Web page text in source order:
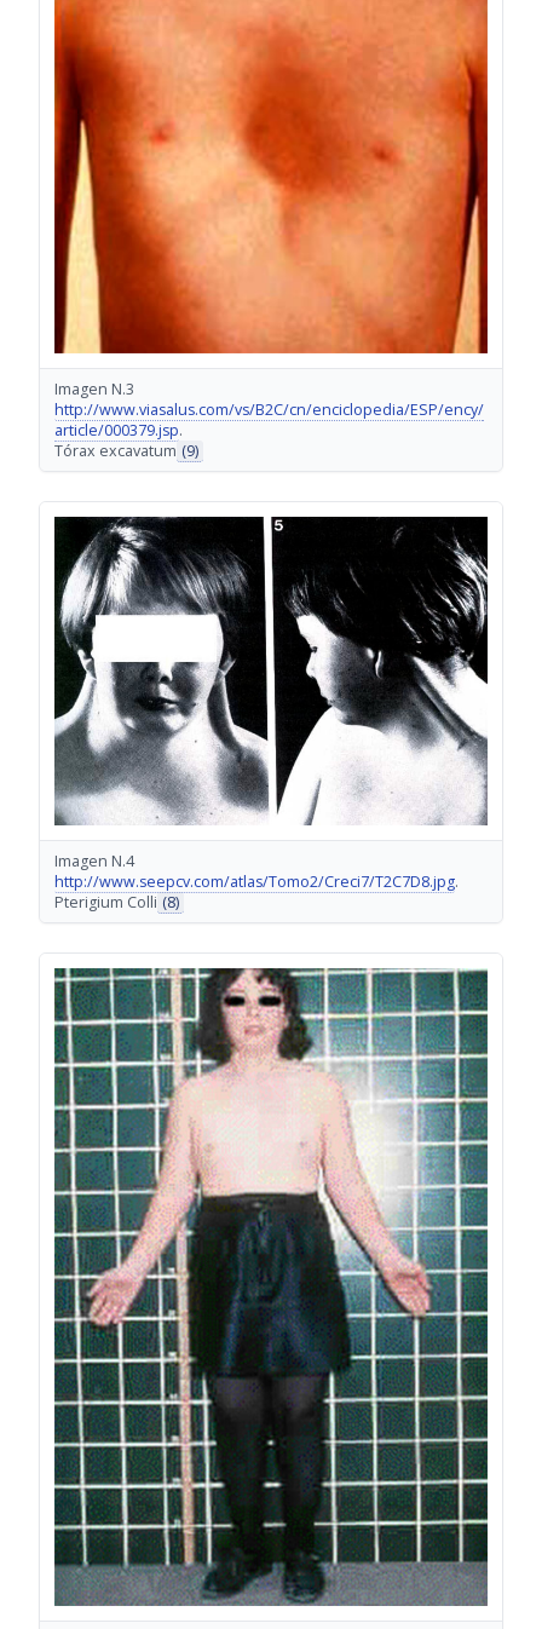
Imagen N.3
http://www.viasalus.com/vs/B2C/cn/enciclopedia/ESP/ency/
article/000379.jsp.
Tórax excavatum (9)
Imagen N.4
http://www.seepcv.com/atlas/Tomo2/Creci7/T2C7D8.jpg.
Pterigium Colli (8)